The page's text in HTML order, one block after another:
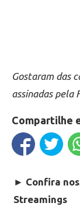
Gostaram das
assinadas pela
Compartilhe
► Confira
Streamings